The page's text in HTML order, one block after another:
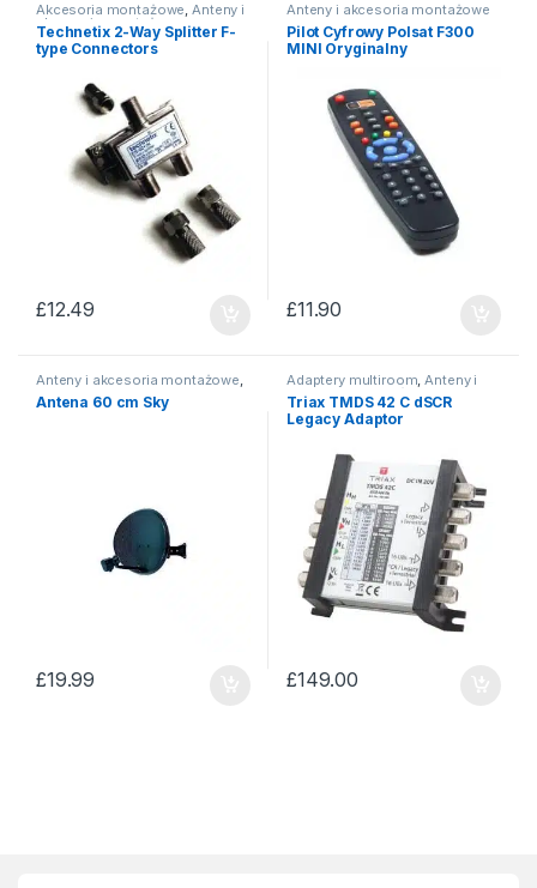
Akcesoria montażowe,Anteny i
akcesoria montażowe
Technetix 2-Way Splitter F-
type Connectors
£12.49
Anteny i akcesoria montażowe
Pilot Cyfrowy Polsat F300
MINI Oryginalny
£11.90
Anteny i akcesoria montażowe,
Anteny satelitarne
Antena 60 cm Sky
£19.99
Adaptery multiroom,Anteny i
akcesoria montażowe
Triax TMDS 42 C dSCR
Legacy Adaptor
£149.00